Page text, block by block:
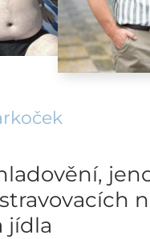
jídla